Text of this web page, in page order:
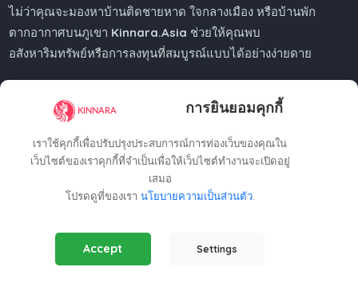
การยินยอมคุกกี้
เราใช้คุกกี้เพื่อปรับปรุงประสบการณ์การท่องเว็บของคุณใน
เว็บไซต์ของเราคุกกี้ที่จำเป็นเพื่อให้เว็บไซต์ทำงานจะเปิดอยู่
เสมอ
โปรดดูที่ของเรา นโยบายความเป็นส่วนตัว.
Essential Cookies(Always Active)
Required for the website to function properly.
Accept Settings
ไม่ว่าคุณจะมองหาบ้านติดชายหาด ใจกลางเมือง หรือบ้านพัก
ตากอากาศบนภูเขา Kinnara.Asia ช่วยให้คุณพบ
อสังหาริมทรัพย์หรือการลงทุนที่สมบูรณ์แบบได้อย่างง่ายดาย
Regional Offices
Kinnara Limited - Thailand
58, 9 Lagoon Rd, Choeng Thale
+66809201023
thailand@kinnara.asia